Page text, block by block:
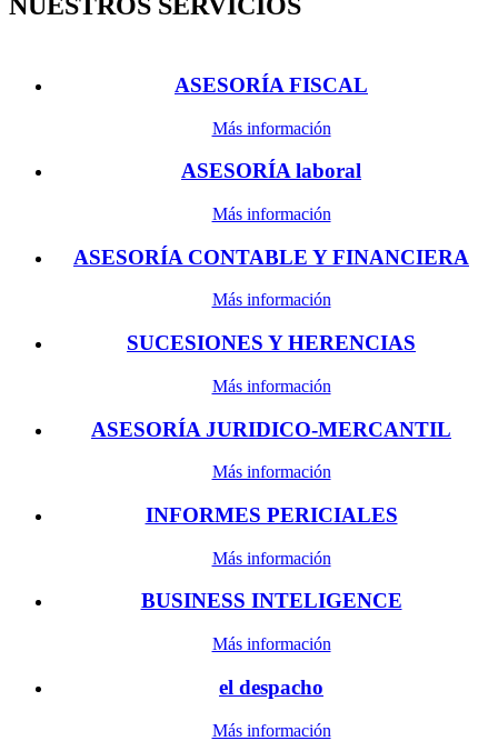
ASESORÍA FISCAL
Más información
ASESORÍA laboral
Más información
ASESORÍA CONTABLE Y FINANCIERA
Más información
SUCESIONES Y HERENCIAS
Más información
ASESORÍA JURIDICO-MERCANTIL
Más información
INFORMES PERICIALES
Más información
BUSINESS INTELIGENCE
Más información
el despacho
Más información